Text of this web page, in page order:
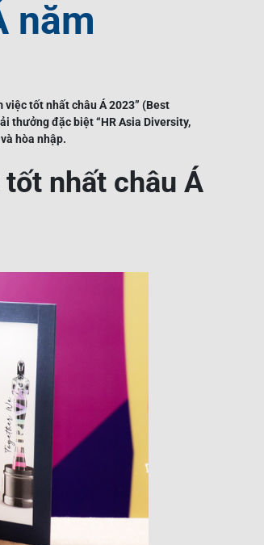
năm
việc tốt nhất châu Á 2023” (Best
thưởng đặc biệt “HR Asia Diversity,
hòa nhập.
nhất châu Á